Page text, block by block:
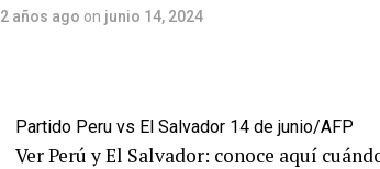
2 años ago on junio 14, 2024
Partido Peru vs El Salvador 14 de junio/AFP
Ver Perú y El Salvador: conoce aquí